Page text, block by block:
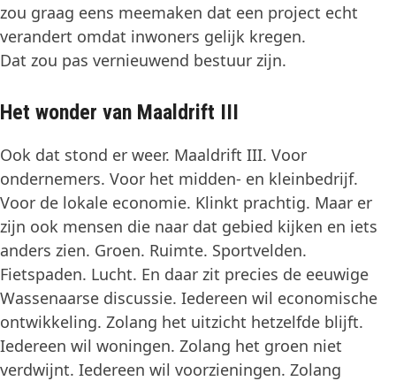
zou graag eens meemaken dat een project echt
verandert omdat inwoners gelijk kregen.
Dat zou pas vernieuwend bestuur zijn.
Het wonder van Maaldrift III
Ook dat stond er weer. Maaldrift III. Voor
ondernemers. Voor het midden- en kleinbedrijf.
Voor de lokale economie. Klinkt prachtig. Maar er
zijn ook mensen die naar dat gebied kijken en iets
anders zien. Groen. Ruimte. Sportvelden.
Fietspaden. Lucht. En daar zit precies de eeuwige
Wassenaarse discussie. Iedereen wil economische
ontwikkeling. Zolang het uitzicht hetzelfde blijft.
Iedereen wil woningen. Zolang het groen niet
verdwijnt. Iedereen wil voorzieningen. Zolang